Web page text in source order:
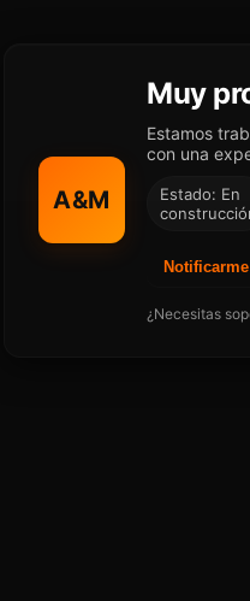
A&M
Muy
Estamos
con una
Estado: En
Notificarme
¿Necesitas